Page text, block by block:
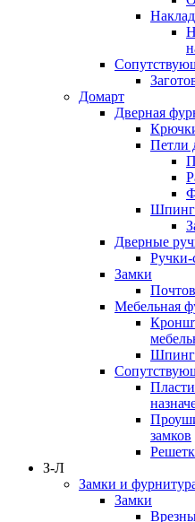
Домарт
Дверная
Петли
Дверные
Ручки-
Замки
Мебельная
замков
З-Л
Замки и
Замки